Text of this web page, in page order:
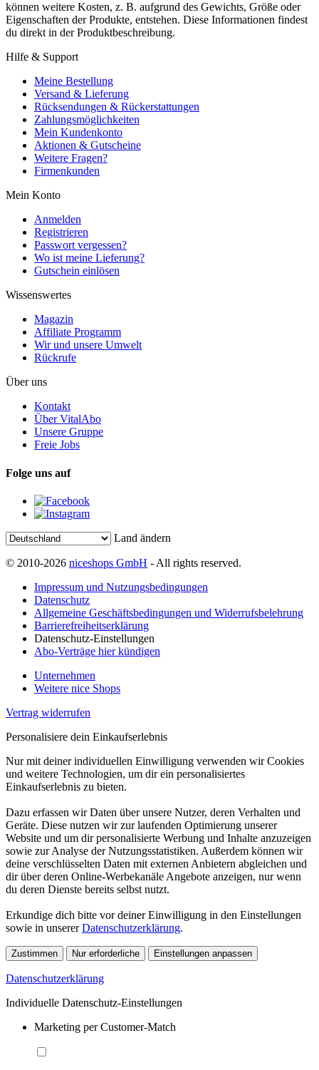
können weitere Kosten, z. B. aufgrund des Gewichts, Größe oder
Eigenschaften der Produkte, entstehen. Diese Informationen findest
du direkt in der Produktbeschreibung.
Hilfe & Support
Meine Bestellung
Versand & Lieferung
Rücksendungen & Rückerstattungen
Zahlungsmöglichkeiten
Mein Kundenkonto
Aktionen & Gutscheine
Weitere Fragen?
Firmenkunden
Mein Konto
Anmelden
Registrieren
Passwort vergessen?
Wo ist meine Lieferung?
Gutschein einlösen
Wissenswertes
Magazin
Affiliate Programm
Wir und unsere Umwelt
Rückrufe
Über uns
Kontakt
Über VitalAbo
Unsere Gruppe
Freie Jobs
Folge uns auf
Land ändern
© 2010-2026 niceshops GmbH - All rights reserved.
Impressum und Nutzungsbedingungen
Datenschutz
Allgemeine Geschäftsbedingungen und Widerrufsbelehrung
Barrierefreiheitserklärung
Datenschutz-Einstellungen
Abo-Verträge hier kündigen
Unternehmen
Weitere nice Shops
Vertrag widerrufen
Personalisiere dein Einkaufserlebnis
Nur mit deiner individuellen Einwilligung verwenden wir Cookies
und weitere Technologien, um dir ein personalisiertes
Einkaufserlebnis zu bieten.
Dazu erfassen wir Daten über unsere Nutzer, deren Verhalten und
Geräte. Diese nutzen wir zur laufenden Optimierung unserer
Website und um dir personalisierte Werbung und Inhalte anzuzeigen
sowie zur Analyse der Nutzungsstatistiken. Außerdem können wir
deine verschlüsselten Daten mit externen Anbietern abgleichen und
dir über deren Online-Werbekanäle Angebote anzeigen, nur wenn
du deren Dienste bereits selbst nutzt.
Erkundige dich bitte vor deiner Einwilligung in den Einstellungen
sowie in unsererDatenschutzerklärung.
Zustimmen Nur erforderliche Einstellungen anpassen
Datenschutzerklärung
Individuelle Datenschutz-Einstellungen
Marketing per Customer-Match